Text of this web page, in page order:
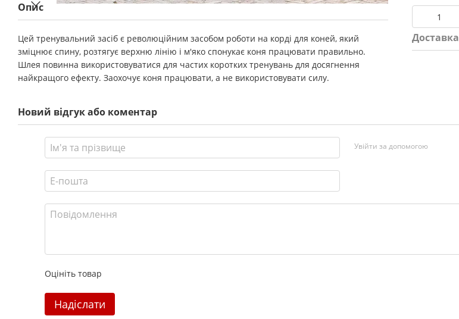
Опис
Цей тренувальний засіб є революційним засобом роботи на корді для коней, який
зміцнює спину, розтягує верхню лінію і м'яко спонукає коня працювати правильно.
Шлея повинна використовуватися для частих коротких тренувань для досягнення
найкращого ефекту. Заохочує коня працювати, а не використовувати силу.
Доставка
Новий відгук або коментар
Увійти за допомогою
Оцініть товар
Надіслати